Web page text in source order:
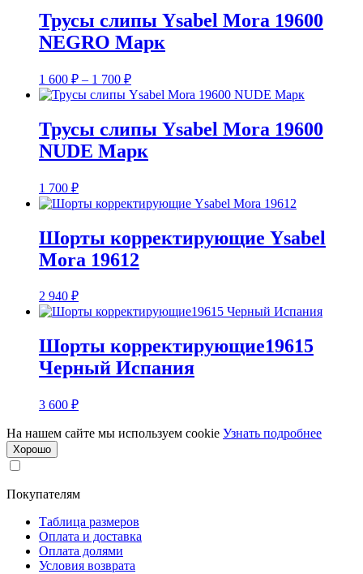
Трусы слипы Ysabel Mora 19600
NEGRO Марк
1 600 ₽ – 1 700 ₽Диапазон
цен:
1
–
1
Трусы слипы Ysabel Mora 19600
NUDE Марк
1 700 ₽
Шорты корректирующие Ysabel
Mora 19612
2 940 ₽
Шорты корректирующие19615
Черный Испания
3 600 ₽
На нашем сайте мы используем cookie Узнать подробнее
Хорошо
Покупателям
Таблица размеров
Оплата и доставка
Оплата долями
Условия возврата